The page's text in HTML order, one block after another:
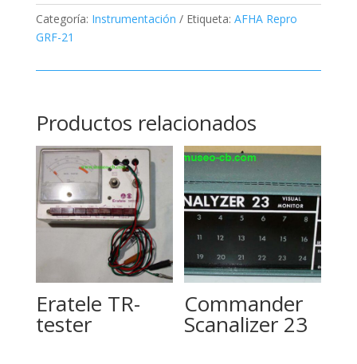
Categoría: Instrumentación Etiqueta: AFHA Repro
GRF-21
Productos relacionados
Eratele TR-
tester
Commander
Scanalizer 23